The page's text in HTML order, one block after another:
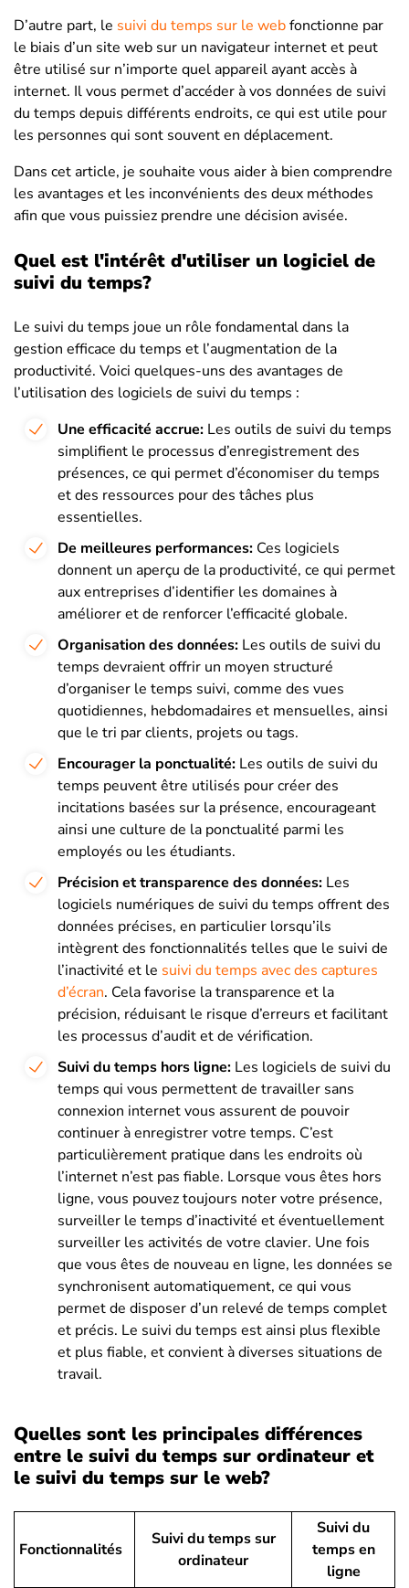
D’autre part, le suivi du temps sur le webfonctionne par
le biais d’un site web sur un navigateur internet et peut
être utilisé sur n’importe quel appareil ayant accès à
internet. Il vous permet d’accéder à vos données de suivi
du temps depuis différents endroits, ce qui est utile pour
les personnes qui sont souvent en déplacement.
Dans cet article, je souhaite vous aider à bien comprendre
les avantages et les inconvénients des deux méthodes
afin que vous puissiez prendre une décision avisée.
Quel est l'intérêt d'utiliser un logiciel de
suivi du temps?
Le suivi du temps joue un rôle fondamental dans la
gestion efficace du temps et l’augmentation de la
productivité. Voici quelques-uns des avantages de
l’utilisation des logiciels de suivi du temps :
Une efficacité accrue: Les outils de suivi du temps
simplifient le processus d’enregistrement des
présences, ce qui permet d’économiser du temps
et des ressources pour des tâches plus
essentielles.
De meilleures performances: Ces logiciels
donnent un aperçu de la productivité, ce qui permet
aux entreprises d’identifier les domaines à
améliorer et de renforcer l’efficacité globale.
Organisation des données: Les outils de suivi du
temps devraient offrir un moyen structuré
d’organiser le temps suivi, comme des vues
quotidiennes, hebdomadaires et mensuelles, ainsi
que le tri par clients, projets ou tags.
Encourager la ponctualité: Les outils de suivi du
temps peuvent être utilisés pour créer des
incitations basées sur la présence, encourageant
ainsi une culture de la ponctualité parmi les
employés ou les étudiants.
Précision et transparence des données: Les
logiciels numériques de suivi du temps offrent des
données précises, en particulier lorsqu’ils
intègrent des fonctionnalités telles que le suivi de
l’inactivité et le suivi du temps avec des captures
d’écran. Cela favorise la transparence et la
précision, réduisant le risque d’erreurs et facilitant
les processus d’audit et de vérification.
Suivi du temps hors ligne: Les logiciels de suivi du
temps qui vous permettent de travailler sans
connexion internet vous assurent de pouvoir
continuer à enregistrer votre temps. C’est
particulièrement pratique dans les endroits où
l’internet n’est pas fiable. Lorsque vous êtes hors
ligne, vous pouvez toujours noter votre présence,
surveiller le temps d’inactivité et éventuellement
surveiller les activités de votre clavier. Une fois
que vous êtes de nouveau en ligne, les données se
synchronisent automatiquement, ce qui vous
permet de disposer d’un relevé de temps complet
et précis. Le suivi du temps est ainsi plus flexible
et plus fiable, et convient à diverses situations de
travail.
Quelles sont les principales différences
entre le suivi du temps sur ordinateur et
le suivi du temps sur le web?
Fonctionnalités
Suivi du temps sur
ordinateur
Suivi du
temps en
ligne